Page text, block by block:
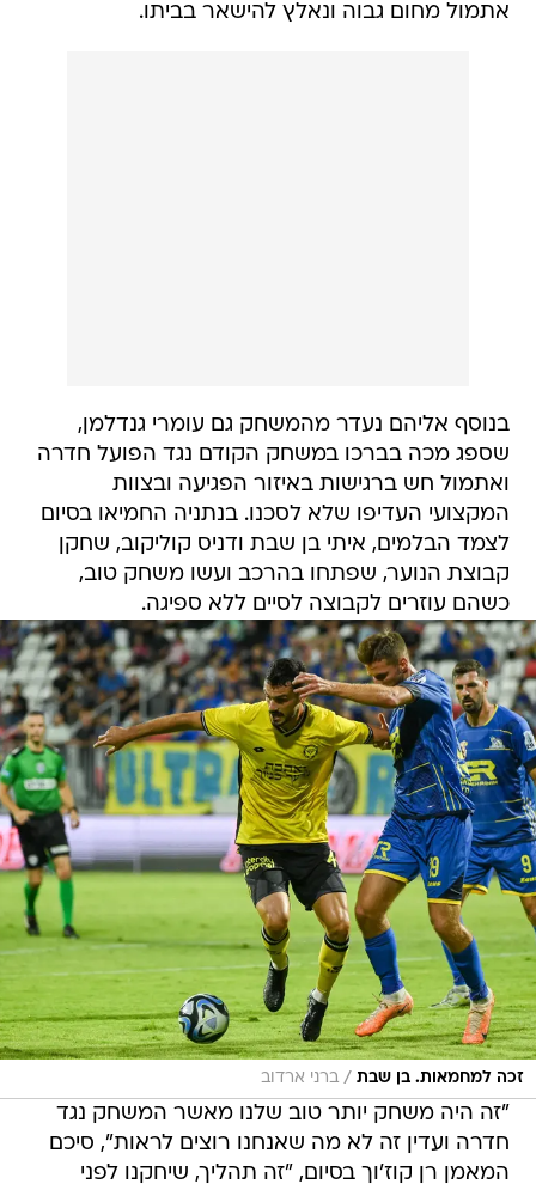
אתמול מחום גבוה ונאלץ להישאר בביתו.
בנוסף אליהם נעדר מהמשחק גם עומרי גנדלמן,
שספג מכה בברכו במשחק הקודם נגד הפועל חדרה
ואתמול חש ברגישות באיזור הפגיעה ובצוות
המקצועי העדיפו שלא לסכנו. בנתניה החמיאו בסיום
לצמד הבלמים, איתי בן שבת ודניס קוליקוב, שחקן
קבוצת הנוער, שפתחו בהרכב ועשו משחק טוב,
כשהם עוזרים לקבוצה לסיים ללא ספיגה.
זכה למחמאות. בן שבת / ברני ארדוב
"זה היה משחק יותר טוב שלנו מאשר המשחק נגד
חדרה ועדין זה לא מה שאנחנו רוצים לראות", סיכם
המאמן רן קוז'וך בסיום, "זה תהליך, שיחקנו לפני